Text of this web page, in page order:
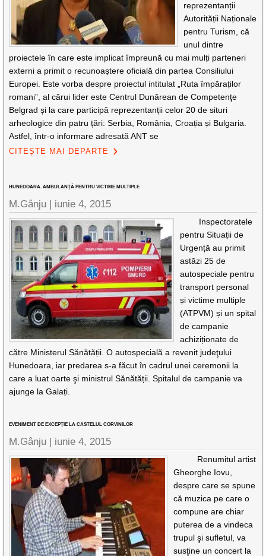
reprezentanții
Autorității Naționale
pentru Turism, că
unul dintre
proiectele în care este implicat împreună cu mai mulți parteneri
externi a primit o recunoaștere oficială din partea Consiliului
Europei. Este vorba despre proiectul intitulat „Ruta împăraților
romani”, al cărui lider este Centrul Dunărean de Competenţe
Belgrad și la care participă reprezentanții celor 20 de situri
arheologice din patru țări: Serbia, România, Croația și Bulgaria.
Astfel, într-o informare adresată ANT se
CITEȘTE MAI DEPARTE
HUNEDOARA. AMBULANŢĂ PENTRU VICTIME MULTIPLE
M.Gânju | iunie 4, 2015
Inspectoratele
pentru Situații de
Urgență au primit
astăzi 25 de
autospeciale pentru
transport personal
și victime multiple
(ATPVM) și un spital
de campanie
achiziționate de
către Ministerul Sănătății. O autospecială a revenit judeţului
Hunedoara, iar predarea s-a făcut în cadrul unei ceremonii la
care a luat oarte şi ministrul Sănătății. Spitalul de campanie va
ajunge la Galați.
EVENIMENT DE EXCEPŢIE LA CASTELUL CORVINILOR
M.Gânju | iunie 4, 2015
Renumitul artist
Gheorghe Iovu,
despre care se spune
că muzica pe care o
compune are chiar
puterea de a vindeca
trupul şi sufletul, va
susţine un concert la